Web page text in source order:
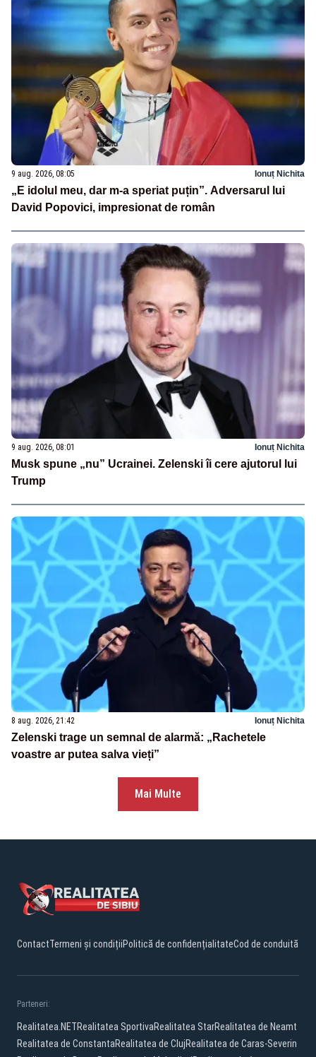
9 aug. 2026, 08:05 Ionuț Nichita
„E idolul meu, dar m-a speriat puțin”. Adversarul lui
David Popovici, impresionat de român
9 aug. 2026, 08:01 Ionuț Nichita
Musk spune „nu” Ucrainei. Zelenski îi cere ajutorul lui
Trump
8 aug. 2026, 21:42 Ionuț Nichita
Zelenski trage un semnal de alarmă: „Rachetele
voastre ar putea salva vieți”
Mai Multe
ContactTermeni și condițiiPolitică de confidențialitateCod de conduită
Parteneri:
Realitatea.NETRealitatea SportivaRealitatea StarRealitatea de Neamt
Realitatea de ConstantaRealitatea de ClujRealitatea de Caras-Severin